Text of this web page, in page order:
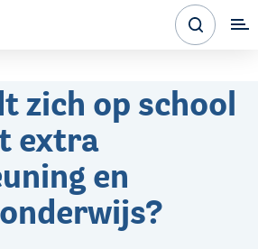
zich op school
extra
en